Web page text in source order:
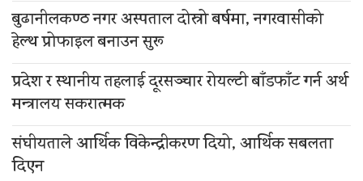
बुढानीलकण्ठ नगर अस्पताल दोस्रो बर्षमा, नगरवासीको
हेल्थ प्रोफाइल बनाउन सुरू
प्रदेश र स्थानीय तहलाई दूरसञ्चार रोयल्टी बाँडफाँट गर्न अर्थ
मन्त्रालय सकरात्मक
संघीयताले आर्थिक विकेन्द्रीकरण दियो, आर्थिक सबलता
दिएन